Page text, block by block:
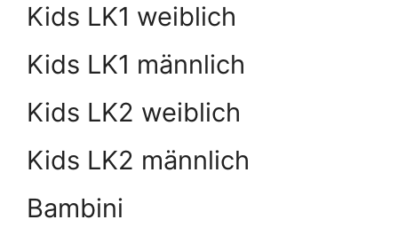
Kids LK1 weiblich
Kids LK1 männlich
Kids LK2 weiblich
Kids LK2 männlich
Bambini